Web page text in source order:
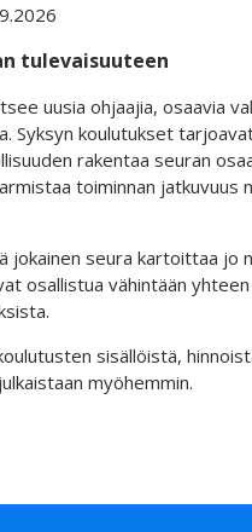
tulevaisuuteen
uusia ohjaajia, osaavia
Syksyn koulutukset
rakentaa seuran
toiminnan jatkuvuus
jokainen seura kartoittaa jo
osallistua vähintään
sisällöistä,
myöhemmin.